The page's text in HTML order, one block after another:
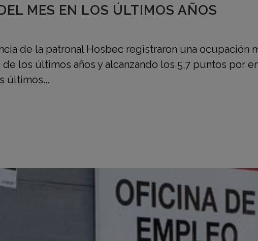
MES EN LOS ÚLTIMOS AÑOS
de la patronal Hosbec registraron una ocupación
los últimos años y alcanzando los 5,7 puntos por
últimos...